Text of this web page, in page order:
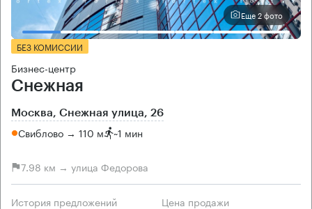
Еще 2 фото
БЕЗ КОМИССИИ
Бизнес-центр
Снежная
Москва, Снежная улица, 26
Свиблово → 110 м ~1 мин
7.98 км → улица Федорова
История предложений Цена продажи